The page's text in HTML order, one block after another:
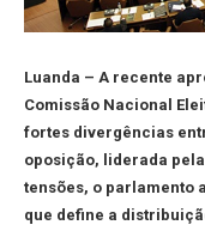
Luanda – A recente
Comissão Nacional
fortes divergências
oposição, liderada
tensões, o parlamento
que define a